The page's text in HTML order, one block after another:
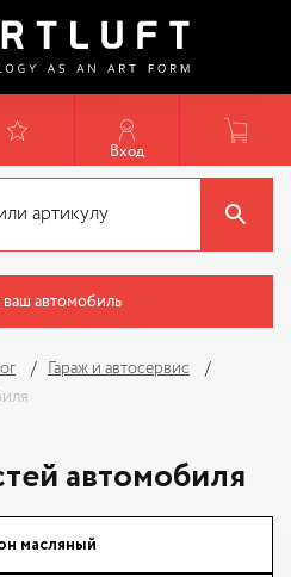
Вход
автомобиль
Гараж и автосервис
автомобиля
масляный